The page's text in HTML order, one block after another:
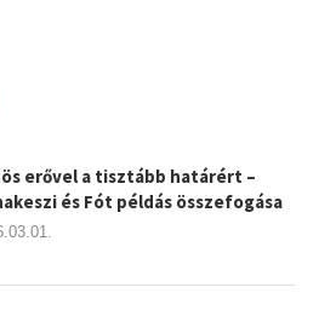
erővel a tisztább határért –
és Fót példás összefogása